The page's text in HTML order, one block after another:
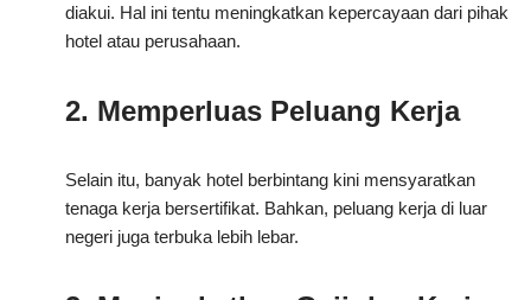
diakui. Hal ini tentu meningkatkan kepercayaan dari pihak
hotel atau perusahaan.
2. Memperluas Peluang Kerja
Selain itu, banyak hotel berbintang kini mensyaratkan
tenaga kerja bersertifikat. Bahkan, peluang kerja di luar
negeri juga terbuka lebih lebar.